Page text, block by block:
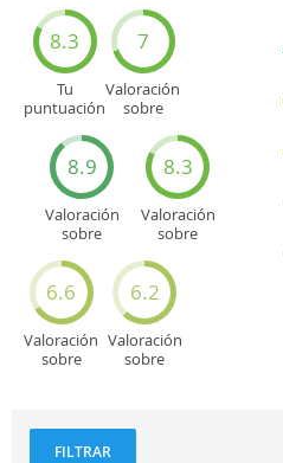
8.3
Tu
puntuación
7
Valoración
sobre
8.9
Valoración
sobre
8.3
Valoración
sobre
turísticos
6.6
Valoración
sobre
6.2
Valoración
sobre
FILTRAR